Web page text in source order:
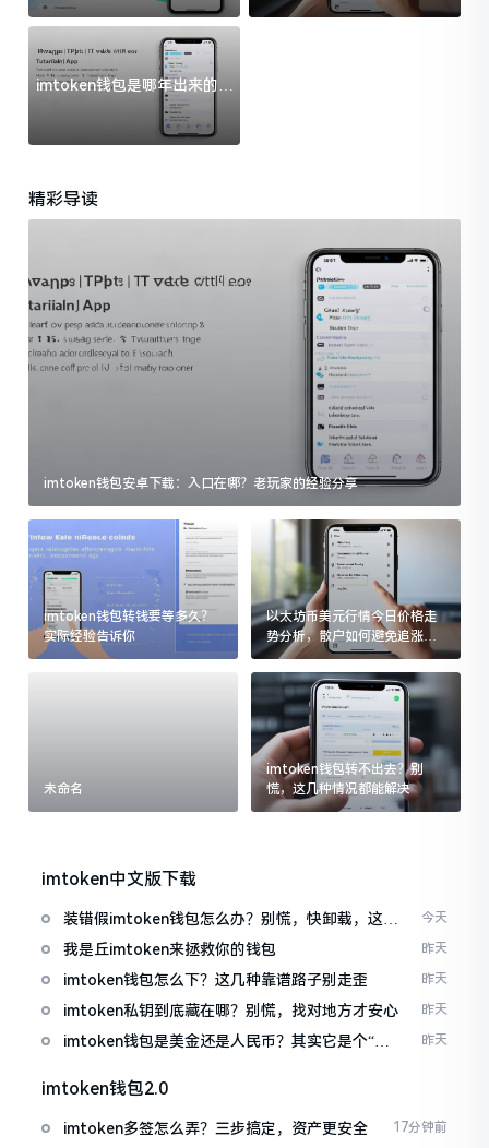
imtoken钱包是哪年出来的？
一文给你说清楚
精彩导读
imtoken钱包安卓下载：入口在哪？老玩家的经验分享
imtoken钱包转钱要等多久？
实际经验告诉你
以太坊币美元行情今日价格走
势分析，散户如何避免追涨杀
跌被套牢
未命名
imtoken钱包转不出去？别
慌，这几种情况都能解决
imtoken中文版下载
装错假imtoken钱包怎么办？别慌，快卸载，这几
招能救急
今天
我是丘imtoken来拯救你的钱包 昨天
imtoken钱包怎么下？这几种靠谱路子别走歪 昨天
imtoken私钥到底藏在哪？别慌，找对地方才安心 昨天
imtoken钱包是美金还是人民币？其实它是个“多
昨天
imtoken钱包2.0
imtoken多签怎么弄？三步搞定，资产更安全 17分钟前